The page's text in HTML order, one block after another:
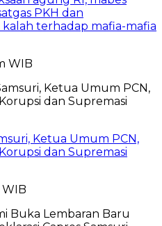
PKH dan
terhadap mafia-mafia
WIB
Ketua Umum PCN,
dan Supremasi
WIB